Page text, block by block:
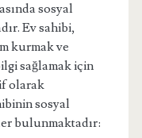
sosyal
Ev sahibi,
kurmak ve
sağlamak için
olarak
sosyal
bulunmaktadır: